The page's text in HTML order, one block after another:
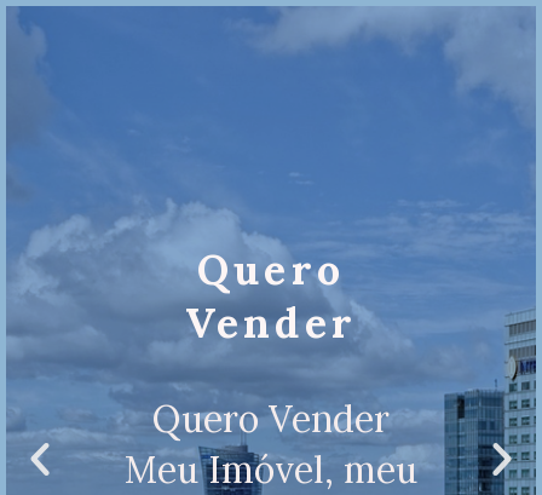
Quero
Vender
Quero Vender
Meu Imóvel, meu